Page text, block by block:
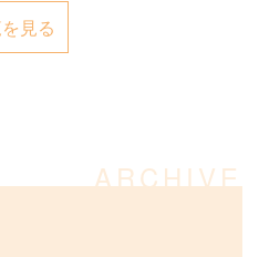
見る